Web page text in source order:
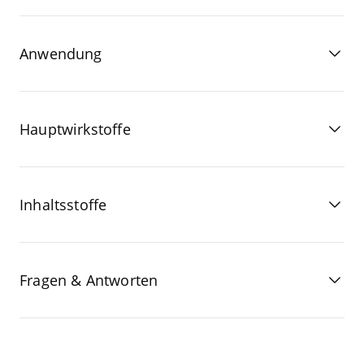
Anwendung
Hauptwirkstoffe
Inhaltsstoffe
Fragen & Antworten